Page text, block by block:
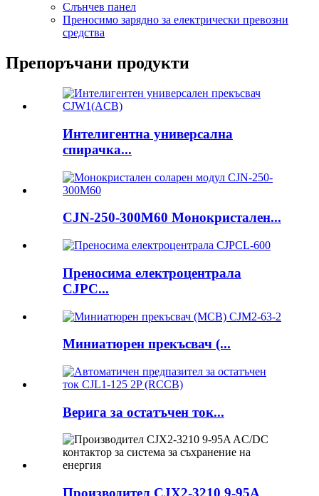
Слънчев панел
Преносимо зарядно за електрически превозни
средства
Препоръчани продукти
Интелигентна универсална
спирачка...
CJN-250-300M60 Монокристален...
Преносима електроцентрала
CJPC...
Миниатюрен прекъсвач (...
Верига за остатъчен ток...
Производител CJX2-3210 9-95A